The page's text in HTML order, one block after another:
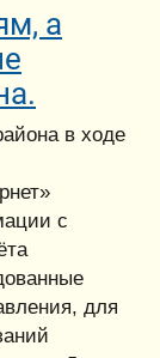
а
в ходе
c
для